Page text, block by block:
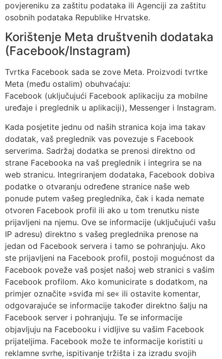
povjereniku za zaštitu podataka ili Agenciji za zaštitu
osobnih podataka Republike Hrvatske.
Korištenje Meta društvenih dodataka
(Facebook/Instagram)
Tvrtka Facebook sada se zove Meta. Proizvodi tvrtke
Meta (među ostalim) obuhvaćaju:
Facebook (uključujući Facebook aplikaciju za mobilne
uređaje i preglednik u aplikaciji), Messenger i Instagram.
Kada posjetite jednu od naših stranica koja ima takav
dodatak, vaš preglednik vas povezuje s Facebook
serverima. Sadržaj dodatka se prenosi direktno od
strane Facebooka na vaš preglednik i integrira se na
web stranicu. Integriranjem dodataka, Facebook dobiva
podatke o otvaranju određene stranice naše web
ponude putem vašeg preglednika, čak i kada nemate
otvoren Facebook profil ili ako u tom trenutku niste
prijavljeni na njemu. Ove se informacije (uključujući vašu
IP adresu) direktno s vašeg preglednika prenose na
jedan od Facebook servera i tamo se pohranjuju. Ako
ste prijavljeni na Facebook profil, postoji mogućnost da
Facebook poveže vaš posjet našoj web stranici s vašim
Facebook profilom. Ako komunicirate s dodatkom, na
primjer označite »sviđa mi se« ili ostavite komentar,
odgovarajuće se informacije također direktno šalju na
Facebook server i pohranjuju. Te se informacije
objavljuju na Facebooku i vidljive su vašim Facebook
prijateljima. Facebook može te informacije koristiti u
reklamne svrhe, ispitivanje tržišta i za izradu svojih